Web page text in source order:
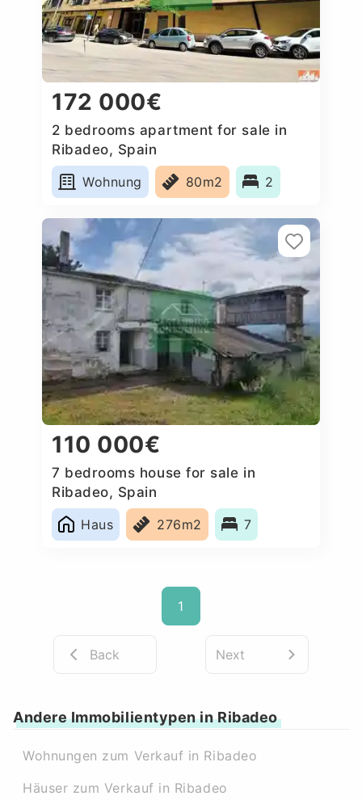
172 000€
2 bedrooms apartment for sale in
Ribadeo, Spain
Wohnung
80m2 2
110 000€
7 bedrooms house for sale in
Ribadeo, Spain
Haus
276m2 7
1
Back Next
Andere Immobilientypen in Ribadeo
Wohnungen zum Verkauf in Ribadeo
Häuser zum Verkauf in Ribadeo